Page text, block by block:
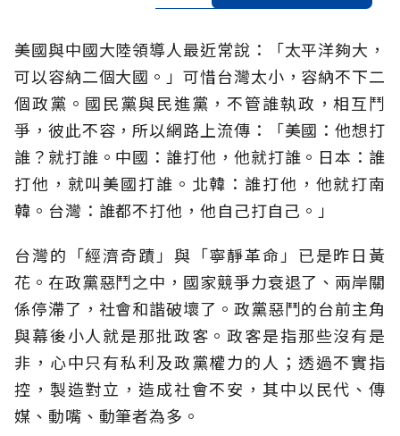
美國與中國大陸領導人最近常說：「太平洋夠大，
可以容納二個大國。」可惜台灣太小，容納不下二
個政黨。國民黨與民進黨，不管誰執政，相互鬥
爭，彼此不容，所以網路上流傳：「美國：他想打
誰？就打誰。中國：誰打他，他就打誰。日本：誰
打他，就叫美國打誰。北韓：誰打他，他就打南
韓。台灣：誰都不打他，他自己打自己。」
台灣的「經濟奇蹟」與「寧靜革命」已是昨日黃
花。在政黨惡鬥之中，國家競爭力衰退了、兩岸關
係停滯了，社會和諧破壞了。政黨惡鬥的台前主角
與幕後小人就是那批政客。政客是指那些沒有是
非，心中只有私利及政黨權力的人；透過不實指
控，製造對立，造成社會不安，其中以民代、傳
媒、動嘴、動筆者為多。